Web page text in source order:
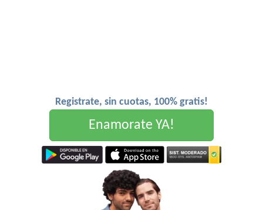
Registrate, sin cuotas, 100% gratis!
Enamorate YA!